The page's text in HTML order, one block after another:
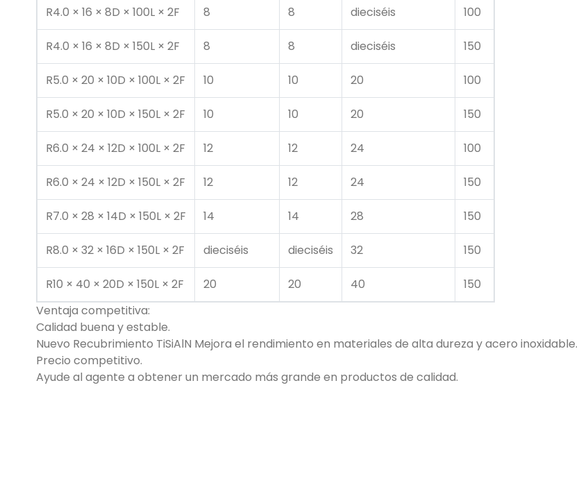
R4.0 × 16 × 8D × 100L × 2F 8 8 dieciséis 100
R4.0 × 16 × 8D × 150L × 2F 8 8 dieciséis 150
R5.0 × 20 × 10D × 100L × 2F 10 10 20 100
R5.0 × 20 × 10D × 150L × 2F 10 10 20 150
R6.0 × 24 × 12D × 100L × 2F 12 12 24 100
R6.0 × 24 × 12D × 150L × 2F 12 12 24 150
R7.0 × 28 × 14D × 150L × 2F 14 14 28 150
R8.0 × 32 × 16D × 150L × 2F dieciséis dieciséis 32 150
R10 × 40 × 20D × 150L × 2F 20 20 40
150
Ventaja competitiva:
Calidad buena y estable.
Nuevo Recubrimiento TiSiAlN Mejora el rendimiento en materiales de alta dureza y acero inoxidable.
Precio competitivo.
Ayude al agente a obtener un mercado más grande en productos de calidad.